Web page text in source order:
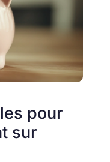
pour
sur